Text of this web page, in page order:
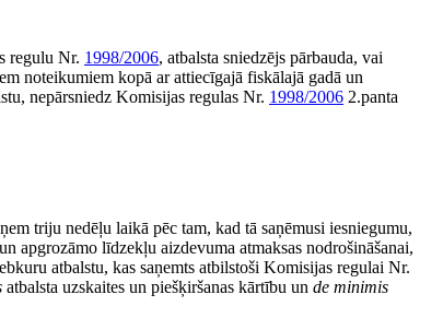
regulu Nr. 1998/2006, atbalsta sniedzējs pārbauda, vai
noteikumiem kopā ar attiecīgajā fiskālajā gadā un
nepārsniedz Komisijas regulas Nr. 1998/2006 2.panta
triju nedēļu laikā pēc tam, kad tā saņēmusi iesniegumu,
apgrozāmo līdzekļu aizdevuma atmaksas nodrošināšanai,
atbalstu, kas saņemts atbilstoši Komisijas regulai Nr.
atbalsta uzskaites un piešķiršanas kārtību un de minimis